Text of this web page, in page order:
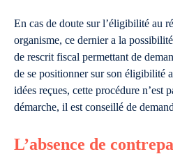
En cas de doute sur l’éligibilité au
organisme, ce dernier a la
de rescrit fiscal permettant de
de se positionner sur son éligibilité
idées reçues, cette procédure n’est
démarche, il est conseillé de
L’absence de